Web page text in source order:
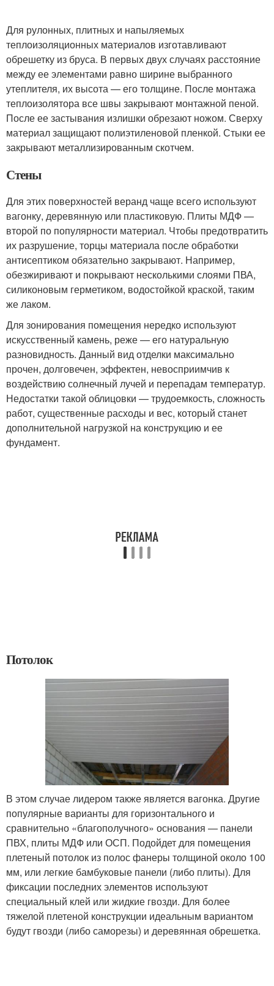
Для рулонных, плитных и напыляемых
теплоизоляционных материалов изготавливают
обрешетку из бруса. В первых двух случаях расстояние
между ее элементами равно ширине выбранного
утеплителя, их высота — его толщине. После монтажа
теплоизолятора все швы закрывают монтажной пеной.
После ее застывания излишки обрезают ножом. Сверху
материал защищают полиэтиленовой пленкой. Стыки ее
закрывают металлизированным скотчем.
Стены
Для этих поверхностей веранд чаще всего используют
вагонку, деревянную или пластиковую. Плиты МДФ —
второй по популярности материал. Чтобы предотвратить
их разрушение, торцы материала после обработки
антисептиком обязательно закрывают. Например,
обезжиривают и покрывают несколькими слоями ПВА,
силиконовым герметиком, водостойкой краской, таким
же лаком.
Для зонирования помещения нередко используют
искусственный камень, реже — его натуральную
разновидность. Данный вид отделки максимально
прочен, долговечен, эффектен, невосприимчив к
воздействию солнечный лучей и перепадам температур.
Недостатки такой облицовки — трудоемкость, сложность
работ, существенные расходы и вес, который станет
дополнительной нагрузкой на конструкцию и ее
фундамент.
Потолок
В этом случае лидером также является вагонка. Другие
популярные варианты для горизонтального и
сравнительно «благополучного» основания — панели
ПВХ, плиты МДФ или ОСП. Подойдет для помещения
плетеный потолок из полос фанеры толщиной около 100
мм, или легкие бамбуковые панели (либо плиты). Для
фиксации последних элементов используют
специальный клей или жидкие гвозди. Для более
тяжелой плетеной конструкции идеальным вариантом
будут гвозди (либо саморезы) и деревянная обрешетка.